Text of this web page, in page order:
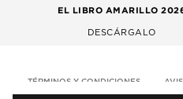
EL LIBRO AMARILLO
DESCÁRGALO
TÉRMINOS Y CONDICIONES